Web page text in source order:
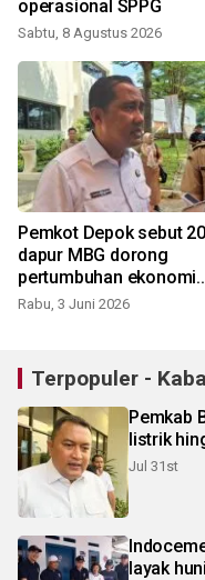
operasional SPPG
Sabtu, 8 Agustus 2026
Pemkot Depok sebut
dapur MBG dorong
pertumbuhan ekonomi
daerah
Rabu, 3 Juni 2026
Terpopuler -
Pemkab
listrik
Jul 31st
layak